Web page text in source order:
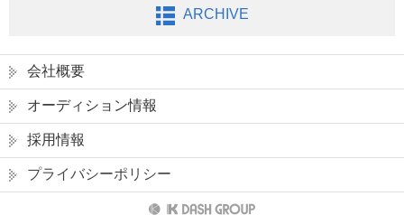
ARCHIVE
会社概要
オーディション情報
採用情報
プライバシーポリシー